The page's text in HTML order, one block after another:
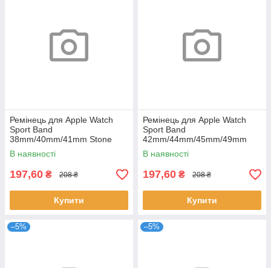
Ремінець для Apple Watch
Sport Band
38mm/40mm/41mm Stone
В наявності
197,60 ₴ 208 ₴
Купити
Ремінець для Apple Watch
Sport Band
42mm/44mm/45mm/49mm
Pink Sand
В наявності
197,60 ₴ 208 ₴
Купити
–5% –5%